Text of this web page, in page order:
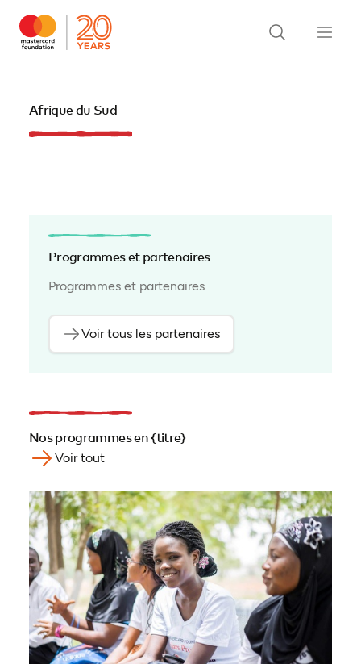
Afrique du Sud
Programmes et partenaires
Programmes et partenaires
Voir tous les partenaires
Nos programmes en {titre}
Voir tout